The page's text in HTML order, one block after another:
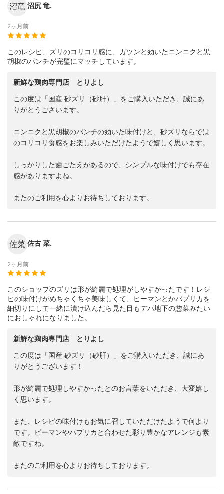
沼竜 沼尻 竜.
2ヶ月前
このレシピ、ズリのコリコリ感に、ガツンと効いたニンニクと黒
胡椒のパンチが完璧にマッチしています。
新鮮な鶏肉専門店 とりよし
この度は「国産 砂ズリ（砂肝）」をご購入いただき、誠にあ
りがとうございます。
ニンニクと黒胡椒のパンチの効いた味付けと、砂ズリならでは
のコリコリ食感をお楽しみいただけたようで嬉しく思います。
しっかりした歯ごたえがあるので、シンプルな味付けでも存在
感がありますよね。
またのご利用を心よりお待ちしております。
佐菜 佐古 菜.
2ヶ月前
このショップのズリは形が綺麗で処理がしやすかったです！レシ
ピの味付けがめちゃくちゃ美味しくて、ピーマンとかパプリカを
細切りにして一緒に漬け込んだら見た目もデパ地下の惣菜みたい
におしゃれになりました。
新鮮な鶏肉専門店 とりよし
この度は「国産 砂ズリ（砂肝）」をご購入いただき、誠にあ
りがとうございます！
形が綺麗で処理しやすかったとのお言葉をいただき、大変嬉し
く思います。
また、レシピの味付けもお気に召していただけたようで何より
です。ピーマンやパプリカと合わせた彩り豊かなアレンジも素
敵ですね。
またのご利用を心よりお待ちしております。